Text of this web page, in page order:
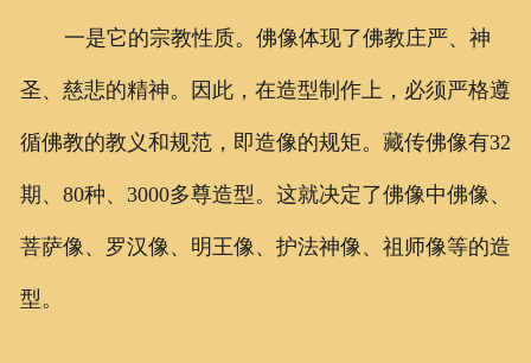
一是它的宗教性质。佛像体现了佛教庄严、神
圣、慈悲的精神。因此，在造型制作上，必须严格遵
循佛教的教义和规范，即造像的规矩。藏传佛像有32
期、80种、3000多尊造型。这就决定了佛像中佛像、
菩萨像、罗汉像、明王像、护法神像、祖师像等的造
型。